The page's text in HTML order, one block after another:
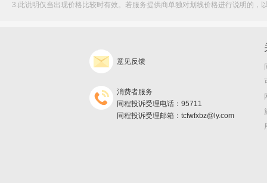
3.此说明仅当出现价格比较时有效。若服务提供商单独对划线价格进行说明的
意见反馈
消费者服务
同程投诉受理电话：95711
同程投诉受理邮箱：tcfwfxbz@ly.com